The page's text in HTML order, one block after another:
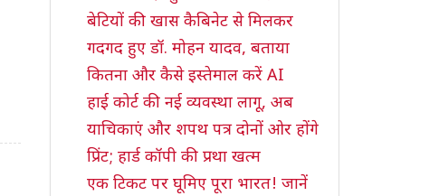
बेटियों की खास कैबिनेट से मिलकर
गदगद हुए डॉ. मोहन यादव, बताया
कितना और कैसे इस्तेमाल करें AI
हाई कोर्ट की नई व्यवस्था लागू, अब
याचिकाएं और शपथ पत्र दोनों ओर होंगे
प्रिंट; हार्ड कॉपी की प्रथा खत्म
एक टिकट पर घूमिए पूरा भारत! जानें